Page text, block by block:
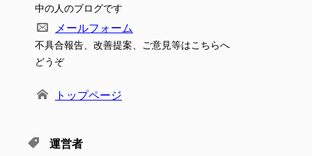
中の人のブログです
メールフォーム
不具合報告、改善提案、ご意見等はこちらへ
どうぞ
トップページ
運営者